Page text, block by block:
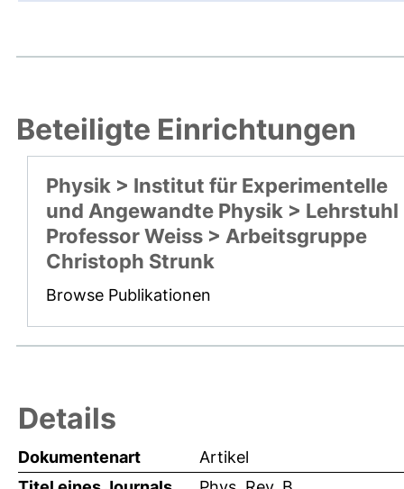
Beteiligte Einrichtungen
Physik > Institut für Experimentelle
und Angewandte Physik > Lehrstuhl
Professor Weiss > Arbeitsgruppe
Christoph Strunk
Browse Publikationen
Details
Dokumentenart
Artikel